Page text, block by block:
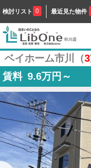
検討リスト 0 最近見た物件
ベイホーム市川（3
賃料 9.6万円～